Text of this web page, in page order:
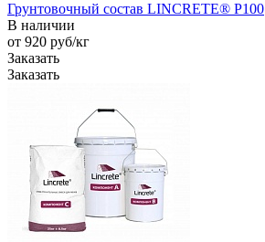
Грунтовочный состав LINCRETE® P100
В наличии
от 920 руб/кг
Заказать
Заказать